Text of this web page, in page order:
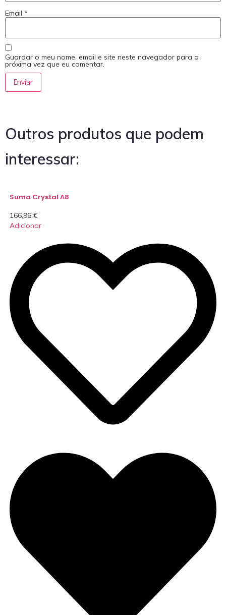
Email *
Guardar o meu nome, email e site neste navegador para a
próxima vez que eu comentar.
Outros produtos que podem
interessar:
Suma Crystal A8
166,96 €
Adicionar